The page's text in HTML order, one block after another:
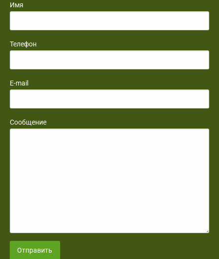
Имя
Телефон
E-mail
Сообщение
Отправить